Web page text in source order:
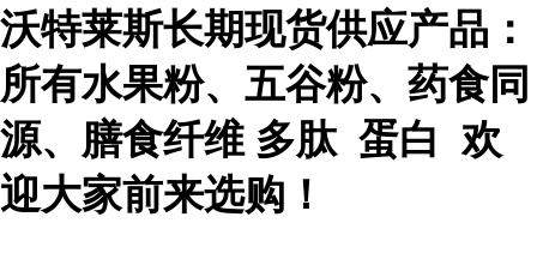
沃特莱斯长期现货供应产品：
所有水果粉、五谷粉、药食同
源、膳食纤维 多肽 蛋白 欢
迎大家前来选购！